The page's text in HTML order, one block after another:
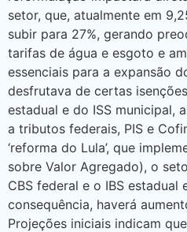
setor, que, atualmente em
subir para 27%, gerando
tarifas de água e esgoto e
essenciais para a expansão
desfrutava de certas
estadual e do ISS municipal,
a tributos federais, PIS e
‘reforma do Lula’, que
sobre Valor Agregado), o
CBS federal e o IBS estadual
consequência, haverá
Projeções iniciais indicam